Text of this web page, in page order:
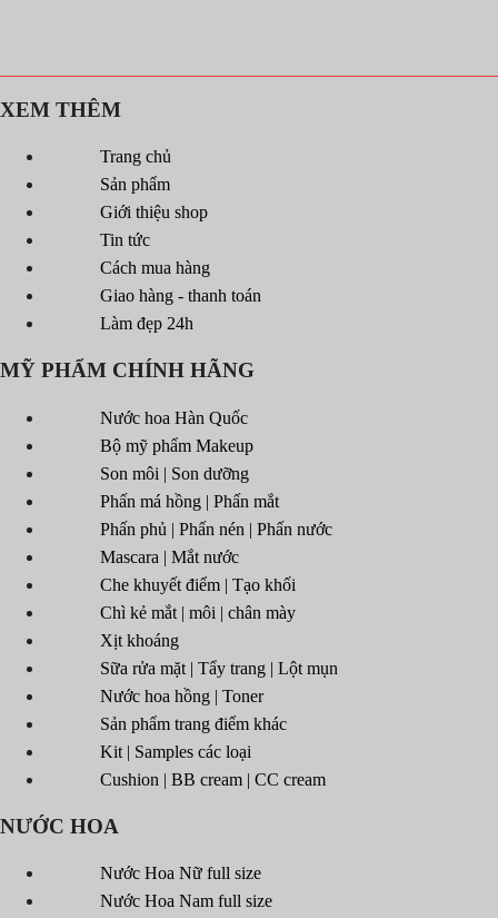
XEM THÊM
Trang chủ
Sản phẩm
Giới thiệu shop
Tin tức
Cách mua hàng
Giao hàng - thanh toán
Làm đẹp 24h
MỸ PHẨM CHÍNH HÃNG
Nước hoa Hàn Quốc
Bộ mỹ phẩm Makeup
Son môi | Son dưỡng
Phấn má hồng | Phấn mắt
Phấn phủ | Phấn nén | Phấn nước
Mascara | Mắt nước
Che khuyết điểm | Tạo khối
Chì kẻ mắt | môi | chân mày
Xịt khoáng
Sữa rửa mặt | Tẩy trang | Lột mụn
Nước hoa hồng | Toner
Sản phẩm trang điểm khác
Kit | Samples các loại
Cushion | BB cream | CC cream
NƯỚC HOA
Nước Hoa Nữ full size
Nước Hoa Nam full size